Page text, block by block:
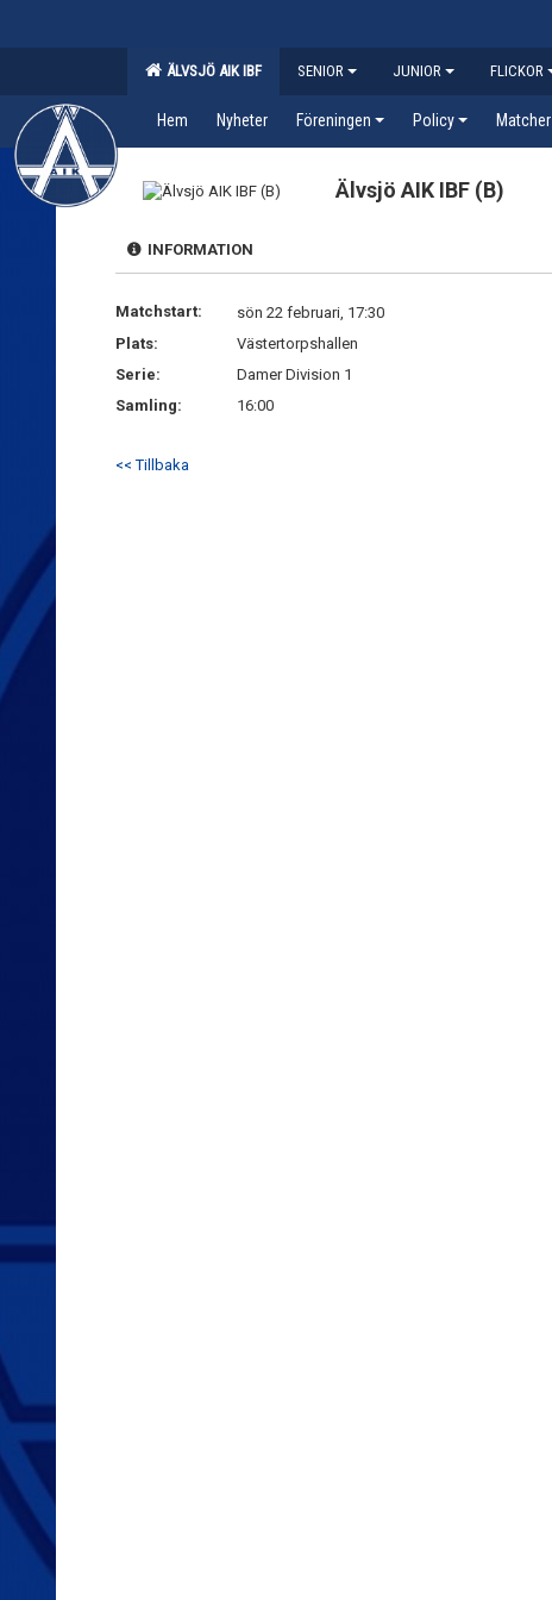
ÄLVSJÖ AIK IBF SENIOR JUNIOR FLICKOR
Hem Nyheter Föreningen Policy Matcher
Älvsjö AIK IBF (B)
INFORMATION
Matchstart:
sön 22 februari, 17:30
Plats:
Västertorpshallen
Serie:
Damer Division 1
Samling:
16:00
<< Tillbaka